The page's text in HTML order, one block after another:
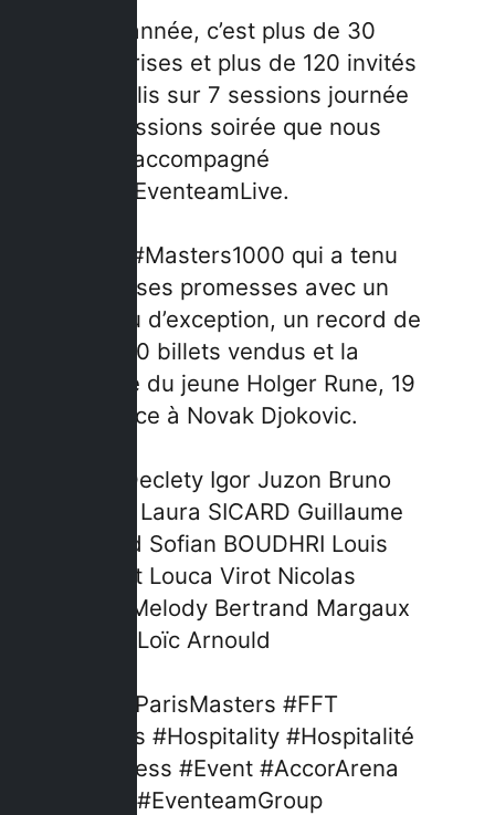
Cette année, c’est plus de 30
entreprises et plus de 120 invités
accueillis sur 7 sessions journée
et 5 sessions soirée que nous
avons accompagné
#EventeamLive.
#Masters1000 qui a tenu
toutes ses promesses avec un
plateau d’exception, un record de
164 000 billets vendus et la
victoire du jeune Holger Rune, 19
ans, face à Novak Djokovic.
Marc Declety Igor Juzon Bruno
Laura SICARD Guillaume
Imbaud Sofian BOUDHRI Louis
Rouault Louca Virot Nicolas
Melody Bertrand Margaux
Loïc Arnould
#RolexParisMasters #FFT
#Tennis #Hospitality #Hospitalité
#Business #Event #AccorArena
#EventeamGroup